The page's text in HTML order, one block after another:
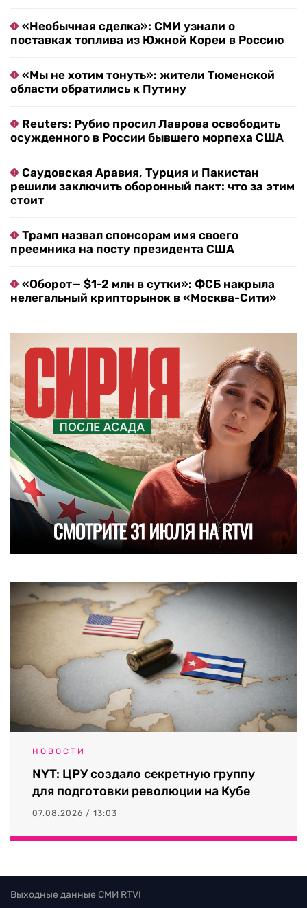
«Необычная сделка»: СМИ узнали о
поставках топлива из Южной Кореи в Россию
«Мы не хотим тонуть»: жители Тюменской
области обратились к Путину
Reuters: Рубио просил Лаврова освободить
осужденного в России бывшего морпеха США
Саудовская Аравия, Турция и Пакистан
решили заключить оборонный пакт: что за этим
стоит
Трамп назвал спонсорам имя своего
преемника на посту президента США
«Оборот— $1-2 млн в сутки»: ФСБ накрыла
нелегальный крипторынок в «Москва-Сити»
НОВОСТИ
NYT: ЦРУ создало секретную группу
для подготовки революции на Кубе
07.08.2026 / 13:03
Выходные данные СМИ RTVI